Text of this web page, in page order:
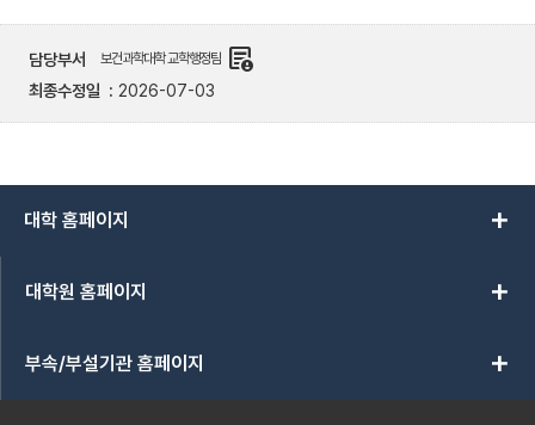
담당부서 보건과학대학 교학행정팀 demography
최종수정일 2026-07-03
대학 홈페이지 add
대학원 홈페이지 add
부속/부설기관 홈페이지 add